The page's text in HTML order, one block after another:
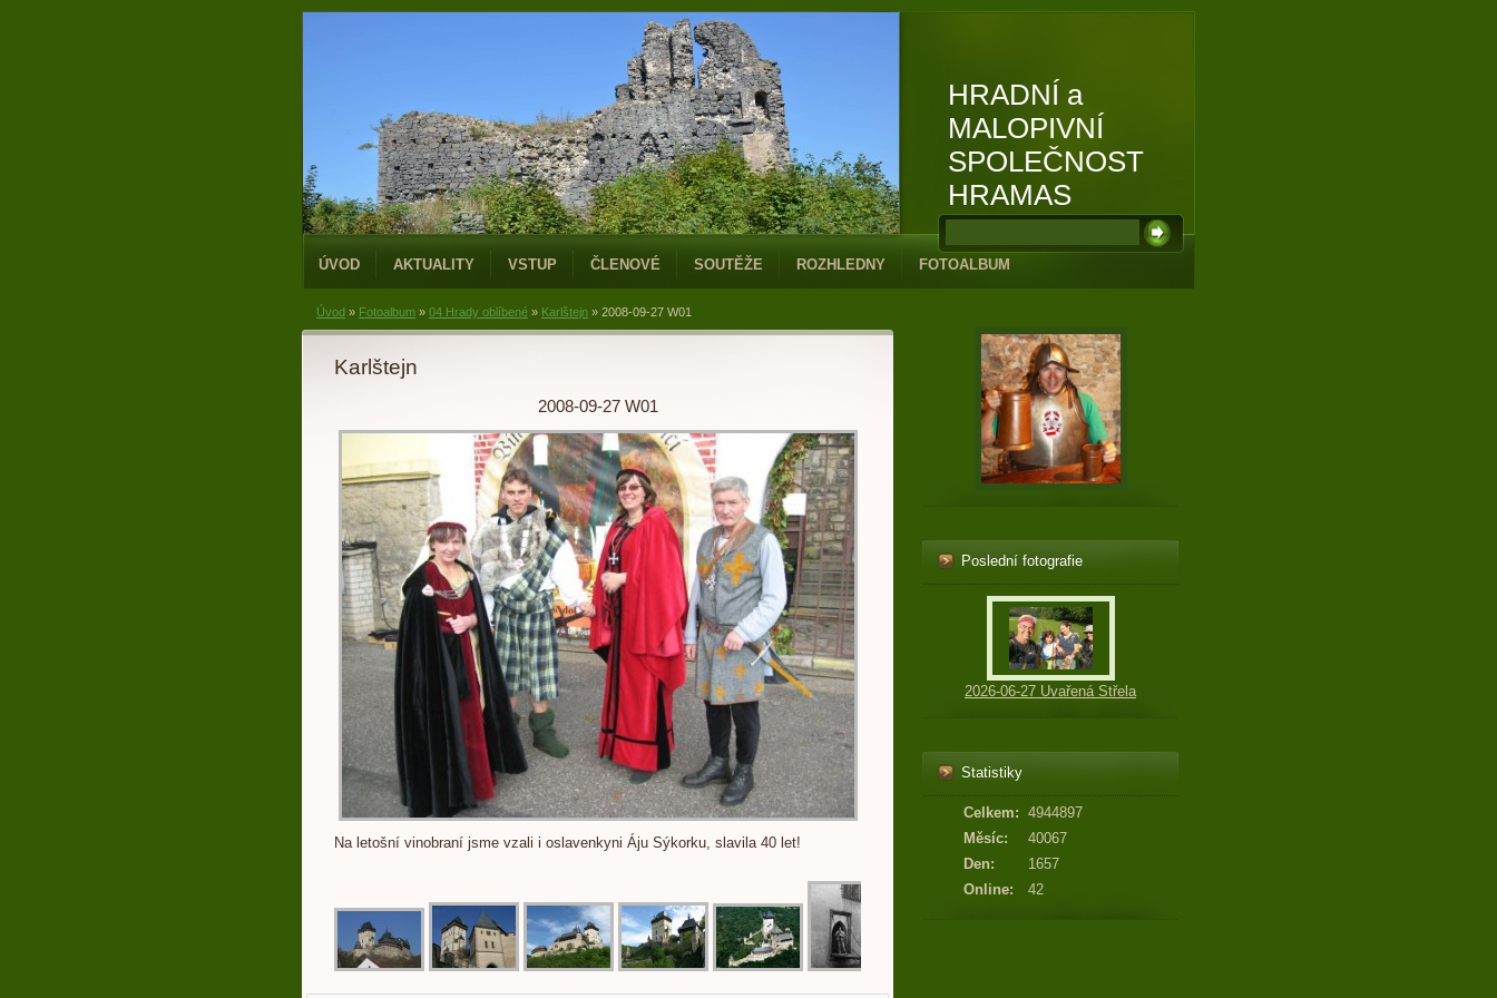
HRADNÍ a
MALOPIVNÍ
SPOLEČNOST
HRAMAS
ÚVOD AKTUALITY VSTUP ČLENOVÉ SOUTĚŽE ROZHLEDNY FOTOALBUM
Úvod » Fotoalbum » 04 Hrady oblíbené » Karlštejn » 2008-09-27 W01
Karlštejn
2008-09-27 W01
Na letošní vinobraní jsme vzali i oslavenkyni Áju Sýkorku, slavila 40 let!
Poslední fotografie
2026-06-27 Uvařená Střela
Statistiky
Online: 42
Celkem: 4944897
Měsíc:
40067
Den:
1657